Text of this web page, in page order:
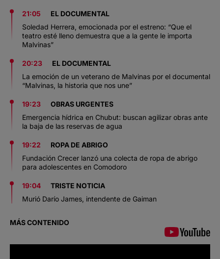
21:05
EL DOCUMENTAL
Soledad Herrera, emocionada por el estreno: “Que el
teatro esté lleno demuestra que a la gente le importa
Malvinas”
20:23
EL DOCUMENTAL
La emoción de un veterano de Malvinas por el documental
“Malvinas, la historia que nos une”
19:23
OBRAS URGENTES
Emergencia hídrica en Chubut: buscan agilizar obras ante
la baja de las reservas de agua
19:22
ROPA DE ABRIGO
Fundación Crecer lanzó una colecta de ropa de abrigo
para adolescentes en Comodoro
19:04
TRISTE NOTICIA
Murió Darío James, intendente de Gaiman
MÁS CONTENIDO